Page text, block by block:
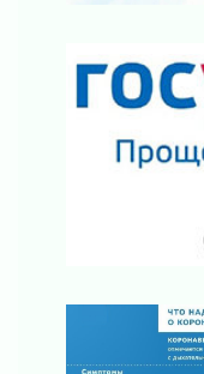
«Активное
02 августа 2026
Ленобласть
регионом и
Ладога — не